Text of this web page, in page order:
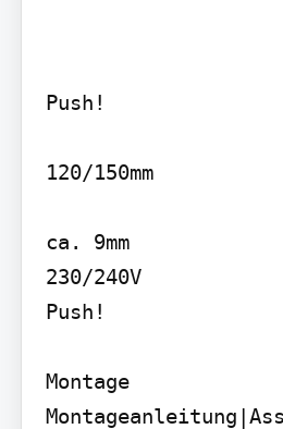
Push!
120/150mm
ca. 9mm
230/240V
Push!
Montage